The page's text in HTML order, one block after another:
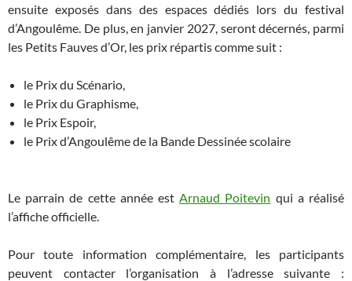
ensuite exposés dans des espaces dédiés lors du festival
d’Angoulême. De plus, en janvier 2027, seront décernés, parmi
les Petits Fauves d’Or, les prix répartis comme suit :
le Prix du Scénario,
le Prix du Graphisme,
le Prix Espoir,
le Prix d’Angoulême de la Bande Dessinée scolaire
Le parrain de cette année estArnaud Poitevin qui a réalisé
l’affiche officielle.
Pour toute information complémentaire, les participants
peuvent contacter l’organisation à l’adresse suivante :